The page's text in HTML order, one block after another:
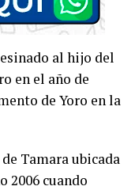
al hijo del
en el año de
de Yoro en la
Tamara ubicada
2006 cuando